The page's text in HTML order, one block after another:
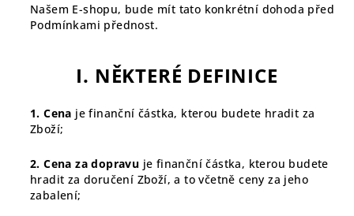
Našem E-shopu, bude mít tato konkrétní dohoda před
Podmínkami přednost.
I. NĚKTERÉ DEFINICE
1. Cena je finanční částka, kterou budete hradit za
Zboží;
2. Cena za dopravu je finanční částka, kterou budete
hradit za doručení Zboží, a to včetně ceny za jeho
zabalení;